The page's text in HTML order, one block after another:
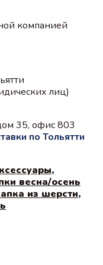
компанией
лиц)
35, офис 803
по Тольятти
,
весна/осень
из шерсти,